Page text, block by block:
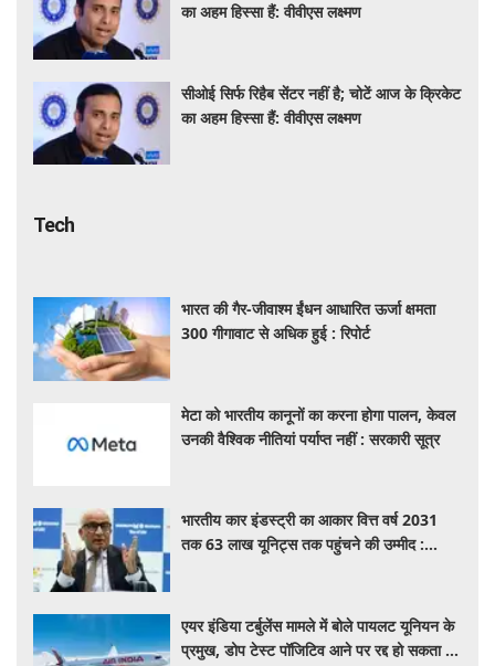
का अहम हिस्सा हैं: वीवीएस लक्ष्मण
सीओई सिर्फ रिहैब सेंटर नहीं है; चोटें आज के क्रिकेट
का अहम हिस्सा हैं: वीवीएस लक्ष्मण
Tech
भारत की गैर-जीवाश्म ईंधन आधारित ऊर्जा क्षमता
300 गीगावाट से अधिक हुई : रिपोर्ट
मेटा को भारतीय कानूनों का करना होगा पालन, केवल
उनकी वैश्विक नीतियां पर्याप्त नहीं : सरकारी सूत्र
भारतीय कार इंडस्ट्री का आकार वित्त वर्ष 2031
तक 63 लाख यूनिट्स तक पहुंचने की उम्मीद :
एयर इंडिया टर्बुलेंस मामले में बोले पायलट यूनियन के
प्रमुख, डोप टेस्ट पॉजिटिव आने पर रद्द हो सकता है